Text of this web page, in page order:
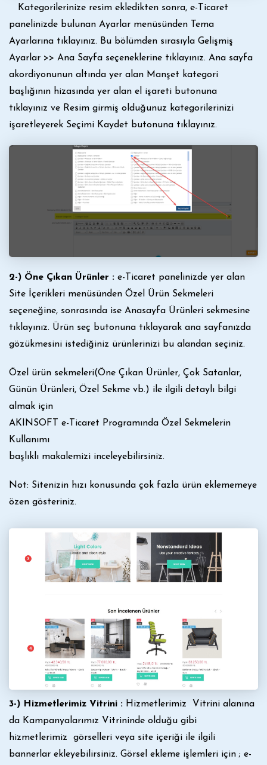
Kategorilerinize resim ekledikten sonra, e-Ticaret
panelinizde bulunan Ayarlar menüsünden Tema
Ayarlarına tıklayınız. Bu bölümden sırasıyla Gelişmiş
Ayarlar >> Ana Sayfa seçeneklerine tıklayınız. Ana sayfa
akordiyonunun altında yer alan Manşet kategori
başlığının hizasında yer alan el işareti butonuna
tıklayınız ve Resim girmiş olduğunuz kategorilerinizi
işaretleyerek Seçimi Kaydet butonuna tıklayınız.
2-) Öne Çıkan Ürünler : e-Ticaret panelinizde yer alan
Site İçerikleri menüsünden Özel Ürün Sekmeleri
seçeneğine, sonrasında ise Anasayfa Ürünleri sekmesine
tıklayınız. Ürün seç butonuna tıklayarak ana sayfanızda
gözükmesini istediğiniz ürünlerinizi bu alandan seçiniz.
Özel ürün sekmeleri(Öne Çıkan Ürünler, Çok Satanlar,
Günün Ürünleri, Özel Sekme vb.) ile ilgili detaylı bilgi
almak için
AKINSOFT e-Ticaret Programında Özel Sekmelerin
Kullanımı
başlıklı makalemizi inceleyebilirsiniz.
Not: Sitenizin hızı konusunda çok fazla ürün eklememeye
özen gösteriniz.
3-) Hizmetlerimiz Vitrini : Hizmetlerimiz Vitrini alanına
da Kampanyalarımız Vitrininde olduğu gibi
hizmetlerimiz görselleri veya site içeriği ile ilgili
bannerlar ekleyebilirsiniz. Görsel ekleme işlemleri için ; e-